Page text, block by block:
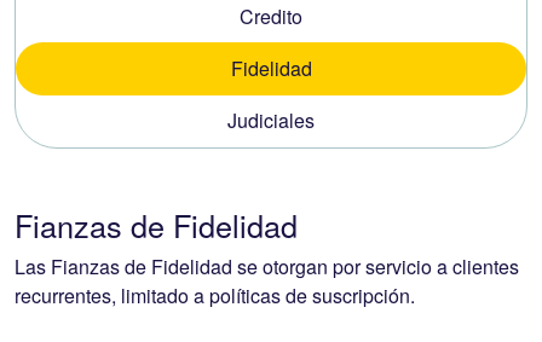
Credito
Fidelidad
Judiciales
Fianzas de Fidelidad
Las Fianzas de Fidelidad se otorgan por servicio a clientes
recurrentes, limitado a políticas de suscripción.